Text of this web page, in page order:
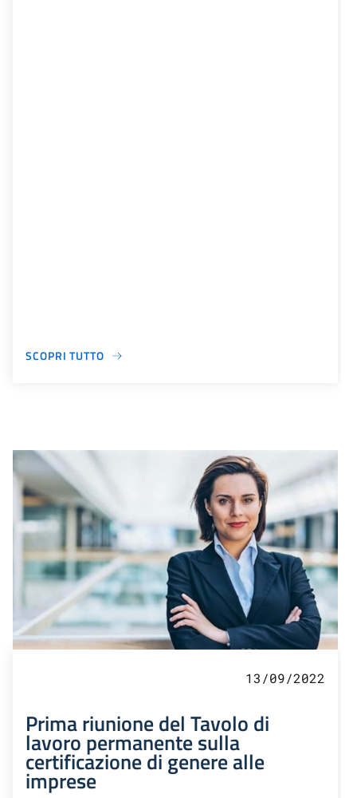
SCOPRI TUTTO
13/09/2022
Prima riunione del Tavolo di
lavoro permanente sulla
certificazione di genere alle
imprese